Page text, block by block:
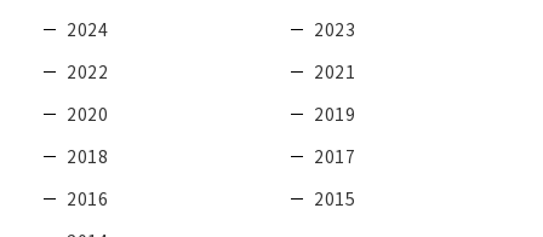
2024
2023
2022
2021
2020
2019
2018
2017
2016
2015